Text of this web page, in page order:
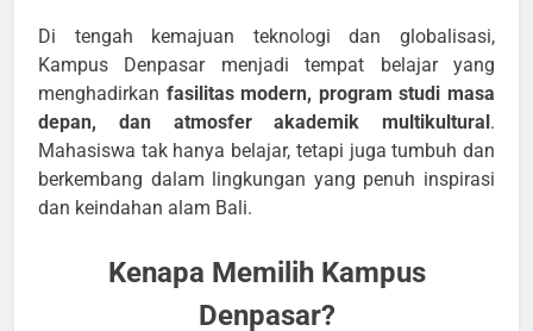
Di tengah kemajuan teknologi dan globalisasi,
Kampus Denpasar menjadi tempat belajar yang
menghadirkan fasilitas modern, program studi masa
depan, dan atmosfer akademik multikultural.
Mahasiswa tak hanya belajar, tetapi juga tumbuh dan
berkembang dalam lingkungan yang penuh inspirasi
dan keindahan alam Bali.
Kenapa Memilih Kampus
Denpasar?